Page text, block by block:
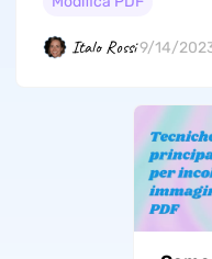
Italo Rossi9/14/